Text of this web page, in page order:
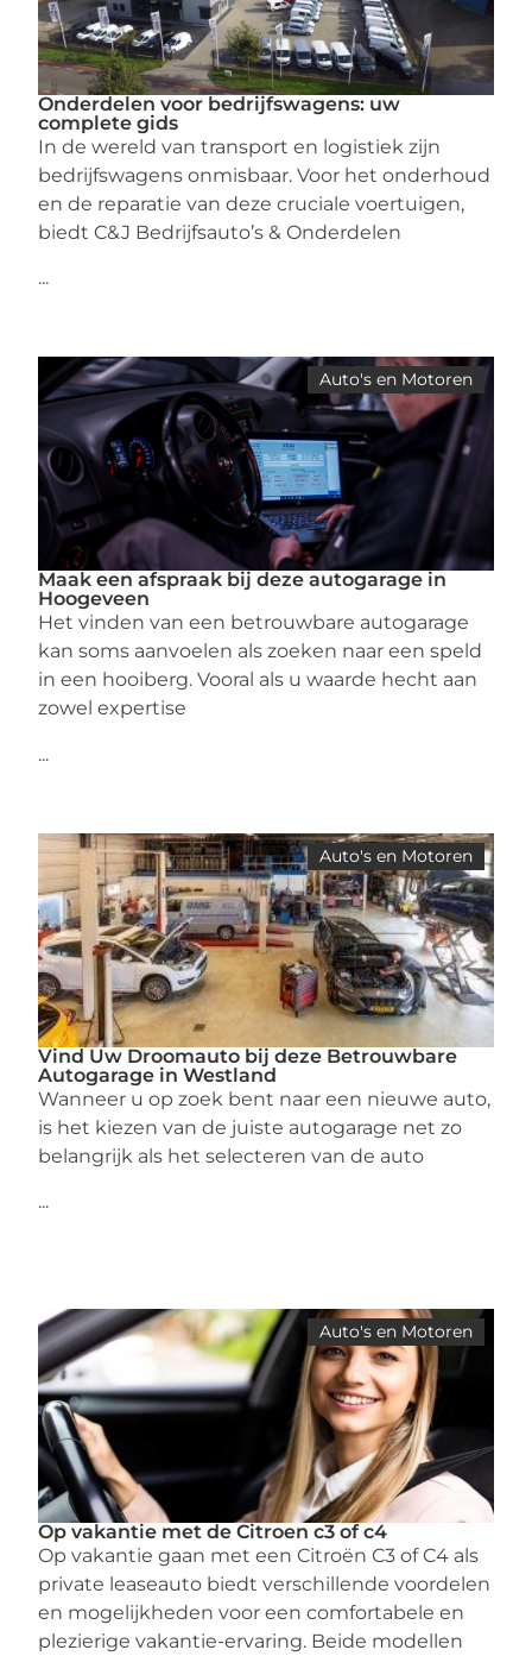
Onderdelen voor bedrijfswagens: uw
complete gids
In de wereld van transport en logistiek zijn
bedrijfswagens onmisbaar. Voor het onderhoud
en de reparatie van deze cruciale voertuigen,
biedt C&J Bedrijfsauto’s & Onderdelen
...
Auto's en Motoren
Maak een afspraak bij deze autogarage in
Hoogeveen
Het vinden van een betrouwbare autogarage
kan soms aanvoelen als zoeken naar een speld
in een hooiberg. Vooral als u waarde hecht aan
zowel expertise
...
Auto's en Motoren
Vind Uw Droomauto bij deze Betrouwbare
Autogarage in Westland
Wanneer u op zoek bent naar een nieuwe auto,
is het kiezen van de juiste autogarage net zo
belangrijk als het selecteren van de auto
...
Auto's en Motoren
Op vakantie met de Citroen c3 of c4
Op vakantie gaan met een Citroën C3 of C4 als
private leaseauto biedt verschillende voordelen
en mogelijkheden voor een comfortabele en
plezierige vakantie-ervaring. Beide modellen